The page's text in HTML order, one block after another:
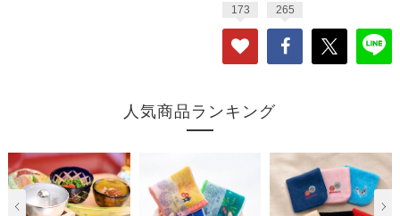
173 265
人気商品ランキング